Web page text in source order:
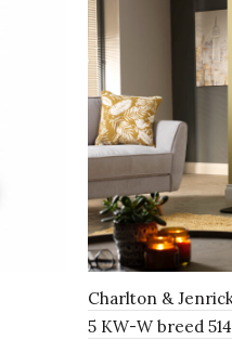
Charlton &
5 KW-W breed